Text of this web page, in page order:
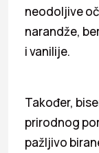
neodoljive
narandže,
i vanilije.
Također,
prirodnog
pažljivo